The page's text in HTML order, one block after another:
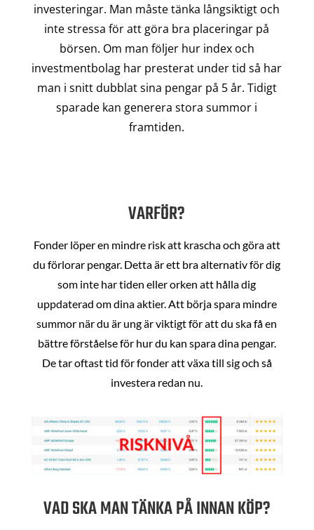
investeringar. Man måste tänka långsiktigt och
inte stressa för att göra bra placeringar på
börsen. Om man följer hur index och
investmentbolag har presterat under tid så har
man i snitt dubblat sina pengar på 5 år. Tidigt
sparade kan generera stora summor i
framtiden.
VARFÖR?
Fonder löper en mindre risk att krascha och göra att
du förlorar pengar. Detta är ett bra alternativ för dig
som inte har tiden eller orken att hålla dig
uppdaterad om dina aktier. Att börja spara mindre
summor när du är ung är viktigt för att du ska få en
bättre förståelse för hur du kan spara dina pengar.
De tar oftast tid för fonder att växa till sig och så
investera redan nu.
VAD SKA MAN TÄNKA PÅ INNAN KÖP?